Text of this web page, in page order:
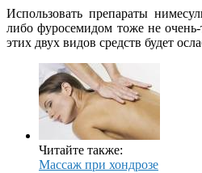
Использовать препараты
либо фуросемидом тоже не
этих двух видов средств будет
Читайте также:
Массаж при хондрозе